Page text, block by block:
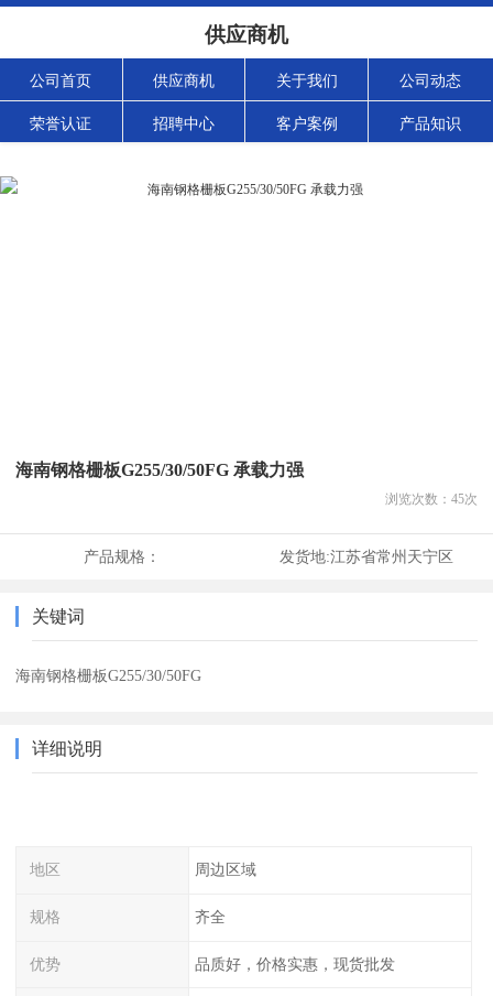
供应商机
公司首页 供应商机 关于我们 公司动态
荣誉认证 招聘中心 客户案例 产品知识
海南钢格栅板G255/30/50FG 承载力强
浏览次数： 45次
产品规格： 发货地:江苏省常州天宁区
关键词
海南钢格栅板G255/30/50FG
详细说明
地区 周边区域
规格 齐全
优势 品质好，价格实惠，现货批发